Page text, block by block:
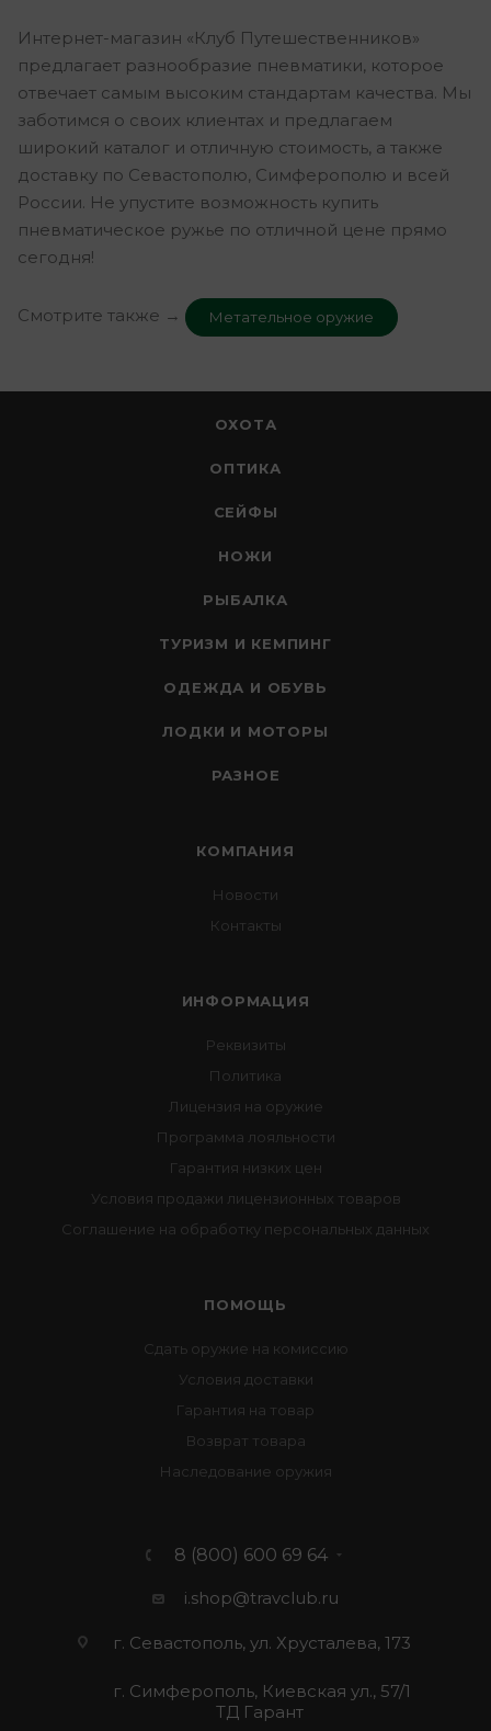
Интернет-магазин «Клуб Путешественников»
предлагает разнообразие пневматики, которое
отвечает самым высоким стандартам качества. Мы
заботимся о своих клиентах и предлагаем
широкий каталог и отличную стоимость, а также
доставку по Севастополю, Симферополю и всей
России. Не упустите возможность купить
пневматическое ружье по отличной цене прямо
сегодня!
Смотрите также → Метательное оружие
ОХОТА
ОПТИКА
СЕЙФЫ
НОЖИ
РЫБАЛКА
ТУРИЗМ И КЕМПИНГ
ОДЕЖДА И ОБУВЬ
ЛОДКИ И МОТОРЫ
РАЗНОЕ
КОМПАНИЯ
Новости
Контакты
ИНФОРМАЦИЯ
Реквизиты
Политика
Лицензия на оружие
Программа лояльности
Гарантия низких цен
Условия продажи лицензионных товаров
Соглашение на обработку персональных данных
ПОМОЩЬ
Сдать оружие на комиссию
Условия доставки
Гарантия на товар
Возврат товара
Наследование оружия
8 (800) 600 69 64
i.shop@travclub.ru
г. Севастополь, ул. Хрусталева, 173
г. Симферополь, Киевская ул., 57/1
ТД Гарант